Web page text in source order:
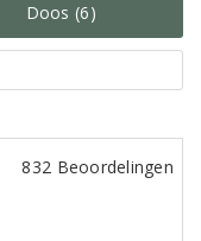
Doos (6)
832 Beoordelingen